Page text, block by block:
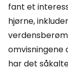
fant et
hjørne,
omvisningene
har det